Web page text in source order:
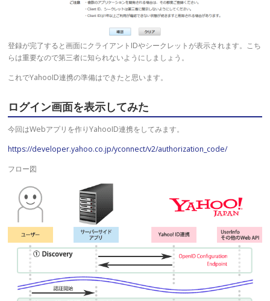
登録が完了すると画面にクライアントIDやシークレットが表示されます。こち
らは重要なので第三者に知られないようにしましょう。
これでYahooID連携の準備はできたと思います。
ログイン画面を表示してみた
今回はWebアプリを作りYahooID連携をしてみます。
https://developer.yahoo.co.jp/yconnect/v2/authorization_code/
フロー図